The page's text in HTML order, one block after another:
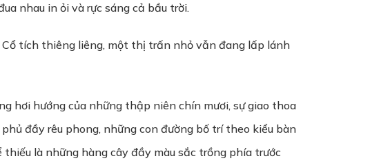
nhau in ỏi và rực sáng cả bầu trời.
tích thiêng liêng, một thị trấn nhỏ vẫn đang lấp lánh
hơi hướng của những thập niên chín mươi, sự giao thoa
đầy rêu phong, những con đường bố trí theo kiểu bàn
là những hàng cây đầy màu sắc trồng phía trước